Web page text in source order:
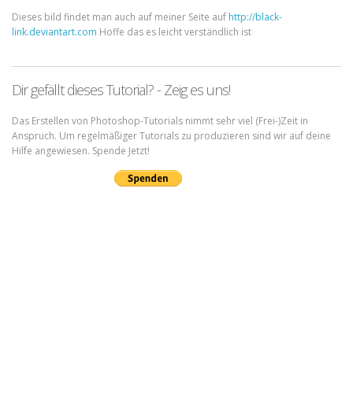
Dieses bild findet man auch auf meiner Seite auf http://black-
link.deviantart.com Hoffe das es leicht verständlich ist
Dir gefällt dieses Tutorial? - Zeig es uns!
Das Erstellen von Photoshop-Tutorials nimmt sehr viel (Frei-)Zeit in
Anspruch. Um regelmäßiger Tutorials zu produzieren sind wir auf deine
Hilfe angewiesen. Spende Jetzt!